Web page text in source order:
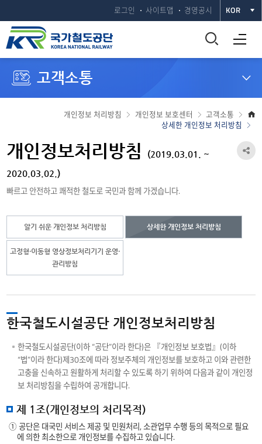
로그인 사이트맵 경영공시 KOR
통
합
색
전체메뉴 열기
고객소통
홈
고객소통
개인정보 보호센터
개인정보 처리방침
상세한 개인정보 처리방침
개인정보처리방침
(2019.03.01. ~
2020.03.02.)
빠르고 안전하고 쾌적한 철도로 국민과 함께 가겠습니다.
공
알기 쉬운 개인정보 처리방침 상세한 개인정보 처리방침
고정형·이동형 영상정보처리기기 운영·
관리방침
한국철도시설공단 개인정보처리방침
한국철도시설공단(이하 “공단”이라 한다)은 『개인정보 보호법』(이하
“법”이라 한다)제30조에 따라 정보주체의 개인정보를 보호하고 이와 관련한
고충을 신속하고 원활하게 처리할 수 있도록 하기 위하여 다음과 같이 개인정
보 처리방침을 수립하여 공개합니다.
제 1조(개인정보의 처리목적)
① 공단은 대국민 서비스 제공 및 민원처리, 소관업무 수행 등의 목적으로 필요
에 의한 최소한으로 개인정보를 수집하고 있습니다.